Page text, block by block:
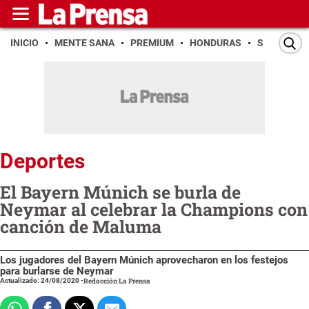
INICIO MENTE SANA PREMIUM HONDURAS SAN PEDRO
Deportes
El Bayern Múnich se burla de
Neymar al celebrar la Champions con
canción de Maluma
Los jugadores del Bayern Múnich aprovecharon en los festejos
para burlarse de Neymar
Actualizado: 24/08/2020-Redacción La Prensa